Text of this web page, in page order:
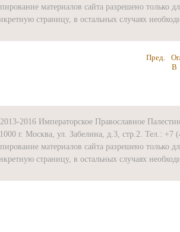
материалов сайта разрешено только
страницу, в остальных случаях
Пред.
В
2016 Императорское Православное
г. Москва, ул. Забелина, д.3, стр.2. Тел.:
материалов сайта разрешено только
страницу, в остальных случаях